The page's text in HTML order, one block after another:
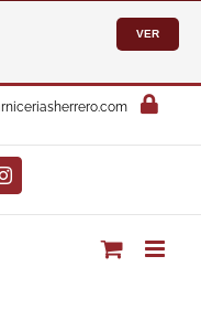
VER
Instagram